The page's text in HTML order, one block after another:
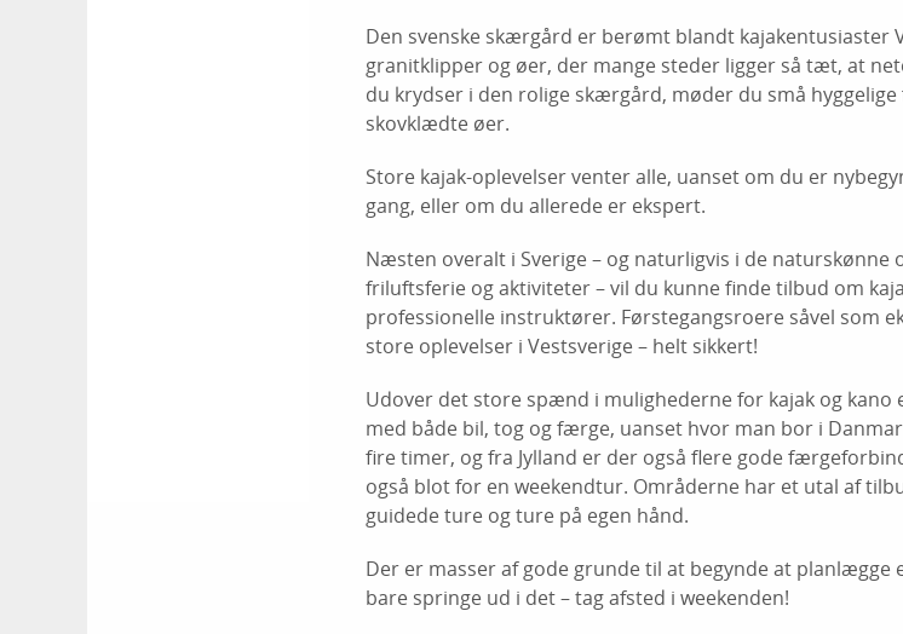
Den svenske skærgård er berømt blandt kajakentusiaster
granitklipper og øer, der mange steder ligger så tæt, at
du krydser i den rolige skærgård, møder du små
skovklædte øer.
Store kajak-oplevelser venter alle, uanset om du er
gang, eller om du allerede er ekspert.
Næsten overalt i Sverige – og naturligvis i de
friluftsferie og aktiviteter – vil du kunne finde tilbud om
professionelle instruktører. Førstegangsroere såvel som
store oplevelser i Vestsverige – helt sikkert!
Udover det store spænd i mulighederne for kajak og kano
med både bil, tog og færge, uanset hvor man bor i
fire timer, og fra Jylland er der også flere gode
også blot for en weekendtur. Områderne har et utal af
guidede ture og ture på egen hånd.
Der er masser af gode grunde til at begynde at
bare springe ud i det – tag afsted i weekenden!